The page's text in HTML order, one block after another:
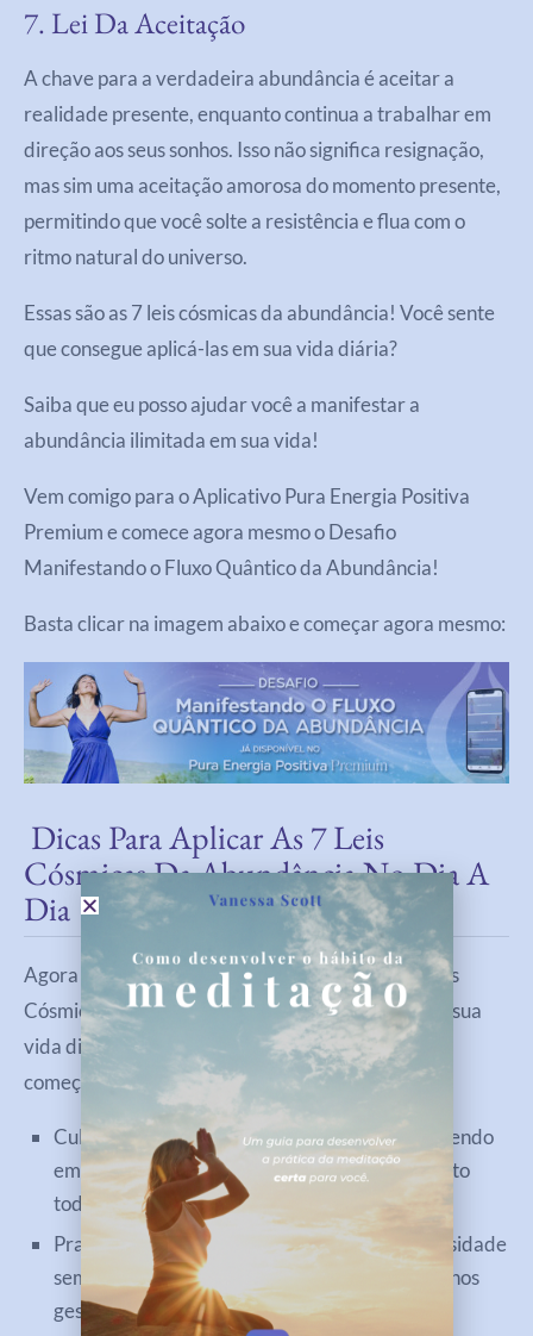
7. Lei Da Aceitação
A chave para a verdadeira abundância é aceitar a
realidade presente, enquanto continua a trabalhar em
direção aos seus sonhos. Isso não significa resignação,
mas sim uma aceitação amorosa do momento presente,
permitindo que você solte a resistência e flua com o
ritmo natural do universo.
Essas são as 7 leis cósmicas da abundância! Você sente
que consegue aplicá-las em sua vida diária?
Saiba que eu posso ajudar você a manifestar a
abundância ilimitada em sua vida!
Vem comigo para o Aplicativo Pura Energia Positiva
Premium e comece agora mesmo o Desafio
Manifestando o Fluxo Quântico da Abundância!
Basta clicar na imagem abaixo e começar agora mesmo:
Dicas Para Aplicar As 7 Leis
Cósmicas Da Abundância No Dia A
Dia
Agora que desvendamos os sete segredos das Leis
Cósmicas da Abundância, é hora de aplicá-los em sua
vida diária. Aqui estão algumas dicas simples para
começar:
Cultive uma prática diária de gratidão, escrevendo
em um diário três coisas pelas quais você é grato
todos os dias.
Pratique atos aleatórios de bondade e generosidade
sempre que possível, mesmo que sejam pequenos
gestos.